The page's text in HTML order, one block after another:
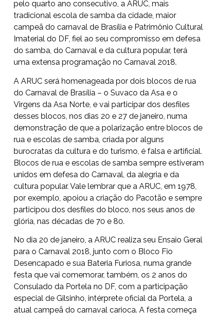
pelo quarto ano consecutivo, a ARUC, mais
tradicional escola de samba da cidade, maior
campeã do carnaval de Brasília e Patrimônio Cultural
Imaterial do DF, fiel ao seu compromisso em defesa
do samba, do Carnaval e da cultura popular, terá
uma extensa programação no Carnaval 2018.
A ARUC será homenageada por dois blocos de rua
do Carnaval de Brasília – o Suvaco da Asa e o
Virgens da Asa Norte, e vai participar dos desfiles
desses blocos, nos dias 20 e 27 de janeiro, numa
demonstração de que a polarização entre blocos de
rua e escolas de samba, criada por alguns
burocratas da cultura e do turismo, é falsa e artificial.
Blocos de rua e escolas de samba sempre estiveram
unidos em defesa do Carnaval, da alegria e da
cultura popular. Vale lembrar que a ARUC, em 1978,
por exemplo, apoiou a criação do Pacotão e sempre
participou dos desfiles do bloco, nos seus anos de
glória, nas décadas de 70 e 80.
No dia 20 de janeiro, a ARUC realiza seu Ensaio Geral
para o Carnaval 2018, junto com o Bloco Fio
Desencapado e sua Bateria Furiosa, numa grande
festa que vai comemorar, também, os 2 anos do
Consulado da Portela no DF, com a participação
especial de Gilsinho, intérprete oficial da Portela, a
atual campeã do carnaval carioca. A festa começa